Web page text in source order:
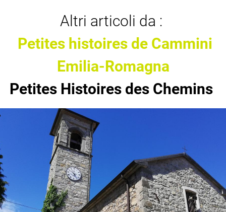
Altri articoli da :
Petites histoires de Cammini
Emilia-Romagna
Petites Histoires des Chemins